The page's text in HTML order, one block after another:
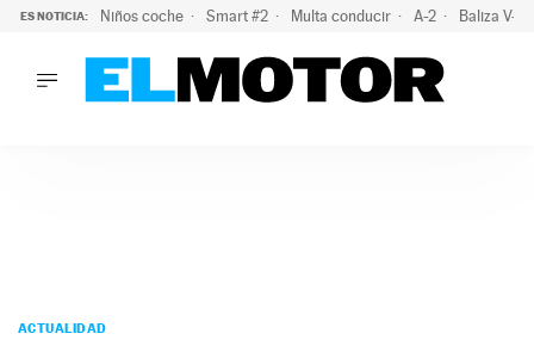
ES NOTICIA: Niños coche Smart #2 Multa conducir A-2 Baliza V-
PODCAST
ACTUALIDAD